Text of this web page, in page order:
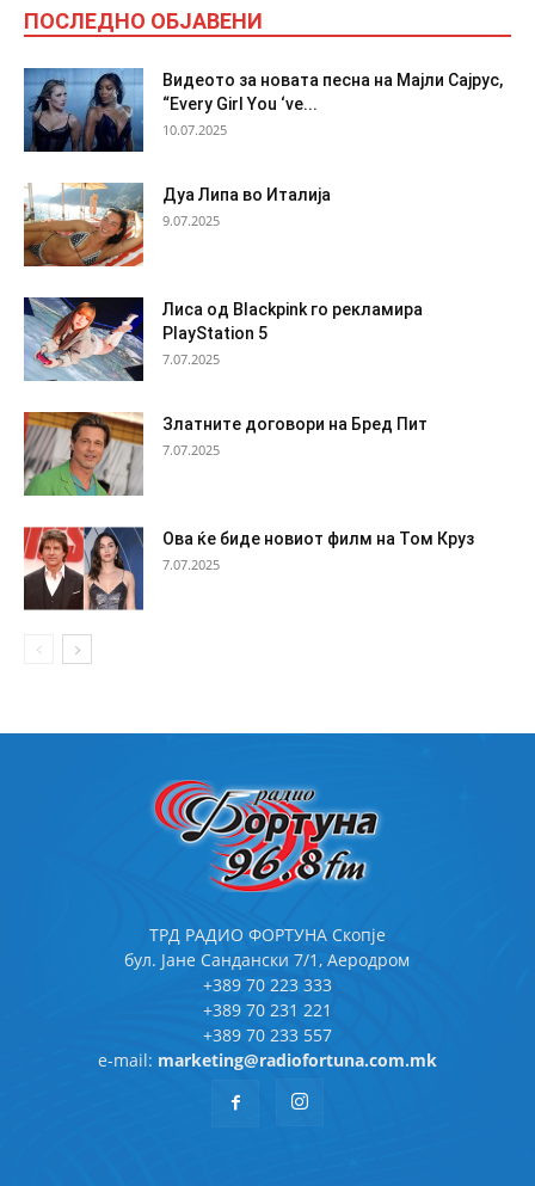
ПОСЛЕДНО ОБЈАВЕНИ
Видеото за новата песна на Мајли Сајрус,
“Every Girl You ‘ve...
10.07.2025
Дуа Липа во Италија
9.07.2025
Лиса од Blackpink го рекламира
PlayStation 5
7.07.2025
Златните договори на Бред Пит
7.07.2025
Ова ќе биде новиот филм на Том Круз
7.07.2025
ТРД РАДИО ФОРТУНА Скопје
бул. Јане Сандански 7/1, Аеродром
+389 70 223 333
+389 70 231 221
+389 70 233 557
e-mail: marketing@radiofortuna.com.mk